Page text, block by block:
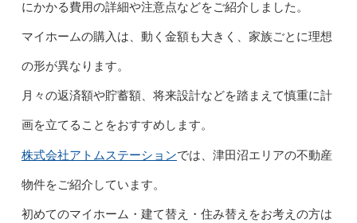
にかかる費用の詳細や注意点などをご紹介しました。
マイホームの購入は、動く金額も大きく、家族ごとに理想
の形が異なります。
月々の返済額や貯蓄額、将来設計などを踏まえて慎重に計
画を立てることをおすすめします。
株式会社アトムステーションでは、津田沼エリアの不動産
物件をご紹介しています。
初めてのマイホーム・建て替え・住み替えをお考えの方は